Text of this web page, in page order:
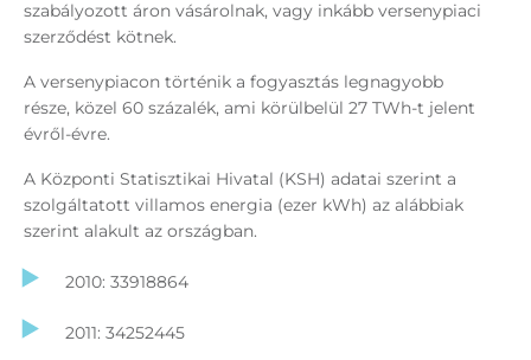
szabályozott áron vásárolnak, vagy inkább versenypiaci
szerződést kötnek.
A versenypiacon történik a fogyasztás legnagyobb
része, közel 60 százalék, ami körülbelül 27 TWh-t jelent
évről-évre.
A Központi Statisztikai Hivatal (KSH) adatai szerint a
szolgáltatott villamos energia (ezer kWh) az alábbiak
szerint alakult az országban.
2010: 33918864
2011: 34252445